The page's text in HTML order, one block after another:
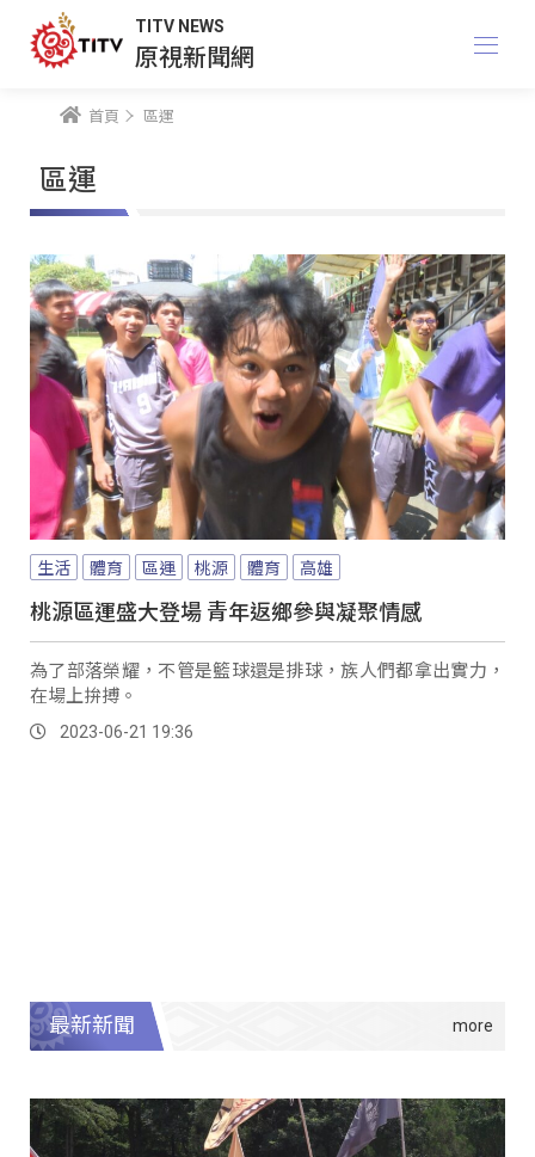
TITV NEWS
原視新聞網
首頁 區運
區運
生活 體育 區運 桃源 體育 高雄
桃源區運盛大登場 青年返鄉參與凝聚情感
為了部落榮耀，不管是籃球還是排球，族人們都拿出實力，
在場上拚搏。
2023-06-21 19:36
最新新聞